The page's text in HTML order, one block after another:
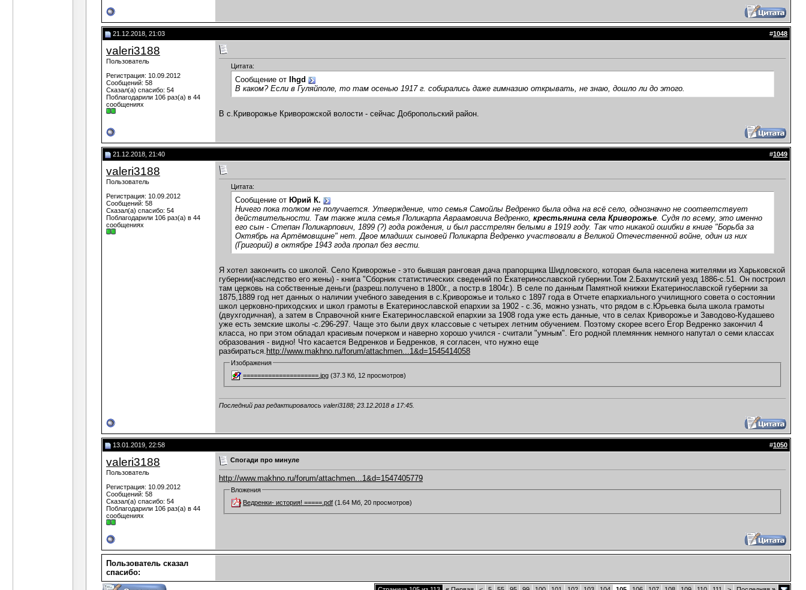
21.12.2018, 21:03 #1048
valeri3188
Пользователь
Регистрация: 10.09.2012
Сообщений: 58
Сказал(а) спасибо: 54
Поблагодарили 106 раз(а) в 44
сообщениях
Цитата:
Сообщение от
Ihgd
В каком? Если в Гуляйполе, то там осенью 1917 г. собирались даже гимназию открывать, не знаю, дошло ли до этого.
В с.Криворожье Криворожской волости - сейчас Добропольский район.
21.12.2018, 21:40 #1049
valeri3188
Пользователь
Регистрация: 10.09.2012
Сообщений: 58
Сказал(а) спасибо: 54
Поблагодарили 106 раз(а) в 44
сообщениях
Цитата:
Сообщение от Юрий К.
Ничего пока толком не получается. Утверждение, что семья Самойлы Ведренко была одна на всё село, однозначно не соответствует
действительности. Там также жила семья Поликарпа Авраамовича Ведренко, крестьянина села Криворожье. Судя по всему, это именно
его сын - Степан Поликарпович, 1899 (?) года рождения, и был расстрелян белыми в 1919 году. Так что никакой ошибки в книге "Борьба за
Октябрь на Артёмовщине" нет. Двое младших сыновей Поликарпа Ведренко участвовали в Великой Отечественной войне, один из них
(Григорий) в октябре 1943 года пропал без вести.
Я хотел закончить со школой. Село Криворожье - это бывшая ранговая дача прапорщика Шидловского, которая была населена жителями из Харьковской
губернии(наследство его жены) - книга "Сборник статистических сведений по Екатеринославской губернии.Том 2.Бахмутский уезд 1886-с.51. Он построил
там церковь на собственные деньги (разреш.получено в 1800г., а постр.в 1804г.). В селе по данным Памятной книжки Екатеринославской губернии за
1875,1889 год нет данных о наличии учебного заведения в с.Криворожье и только с 1897 года в Отчете епархиального училищного совета о состоянии
школ церковно-приходских и школ грамоты в Екатеринославской епархии за 1902 - с.36, можно узнать, что рядом в с.Юрьевка была школа грамоты
(двухгодичная), а затем в Справочной книге Екатеринославской епархии за 1908 года уже есть данные, что в селах Криворожье и Заводово-Кудашево
уже есть земские школы -с.296-297. Чаще это были двух классовые с четырех летним обучением. Поэтому скорее всего Егор Ведренко закончил 4
класса, но при этом обладал красивым почерком и наверно хорошо учился - считали "умным". Его родной племянник немного напутал о семи классах
образования - видно! Что касается Ведренков и Бедренков, я согласен, что нужно еще
разбираться. http://www.makhno.ru/forum/attachmen...1&d=1545414058
Изображения
=====================.jpg (37.3 Кб, 12 просмотров)
Последний раз редактировалось valeri3188; 23.12.2018 в 17:45
13.01.2019, 22:58 #1050
valeri3188
Пользователь
Регистрация: 10.09.2012
Сообщений: 58
Сказал(а) спасибо: 54
Поблагодарили 106 раз(а) в 44
сообщениях
Спогади про минуле
http://www.makhno.ru/forum/attachmen...1&d=1547405779
Вложения
Ведренки- история! =====.pdf (1.64 Мб, 20 просмотров)
Пользователь сказал
cпасибо: